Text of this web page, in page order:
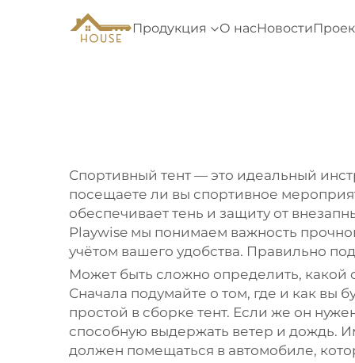
Продукция О насНовости
Спортивный тент — это идеальный
посещаете ли вы спортивное
обеспечивает тень и защиту от
Playwise мы понимаем важность
учётом вашего удобства. Правильно
Может быть сложно определить, какой
Сначала подумайте о том, где и как вы
простой в сборке тент. Если же он
способную выдержать ветер и дождь.
должен помещаться в автомобиле,